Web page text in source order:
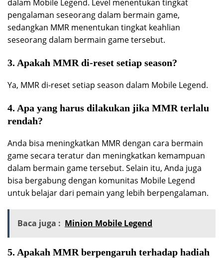
dalam Mobile Legend. Level menentukan tingkat
pengalaman seseorang dalam bermain game,
sedangkan MMR menentukan tingkat keahlian
seseorang dalam bermain game tersebut.
3. Apakah MMR di-reset setiap season?
Ya, MMR di-reset setiap season dalam Mobile Legend.
4. Apa yang harus dilakukan jika MMR terlalu
rendah?
Anda bisa meningkatkan MMR dengan cara bermain
game secara teratur dan meningkatkan kemampuan
dalam bermain game tersebut. Selain itu, Anda juga
bisa bergabung dengan komunitas Mobile Legend
untuk belajar dari pemain yang lebih berpengalaman.
Baca juga : Minion Mobile Legend
5. Apakah MMR berpengaruh terhadap hadiah